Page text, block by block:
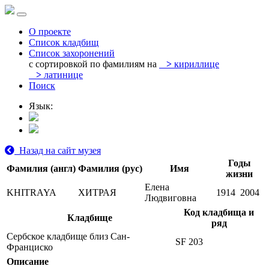
О проекте
Список кладбищ
Список захоронений
с сортировкой по фамилиям на
> кириллице
> латинице
Поиск
Язык:
Назад на сайт музея
Фамилия (англ) Фамилия (рус) Имя
Годы
жизни
KHITRAYA
ХИТРАЯ
Елена
Людвиговна
1914 2004
Кладбище
Код кладбища и
ряд
Сербское кладбище близ Сан-
Франциско
SF 203
Описание